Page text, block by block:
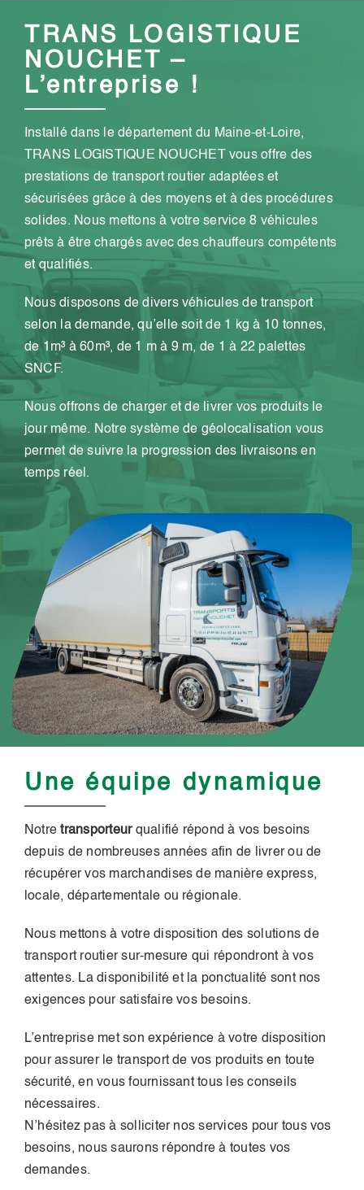
TRANS LOGISTIQUE
NOUCHET –
L’entreprise !
Installé dans le département du Maine-et-Loire,
TRANS LOGISTIQUE NOUCHET
vous offre des
prestations de transport routier adaptées et
sécurisées grâce à des moyens et à des procédures
solides. Nous mettons à votre service 8 véhicules
prêts à être chargés avec des chauffeurs compétents
et qualifiés.
Nous disposons de divers véhicules de transport
selon la demande, qu’elle soit de 1 kg à 10 tonnes,
de 1m³ à 60m³, de 1 m à 9 m, de 1 à 22 palettes
SNCF.
Nous offrons de charger et de livrer vos produits le
jour même. Notre système de géolocalisation vous
permet de suivre la progression des livraisons en
temps réel.
Une équipe dynamique
Notretransporteur qualifié répond à vos besoins
depuis de nombreuses années afin de livrer ou de
récupérer vos marchandises de manière express,
locale, départementale ou régionale.
Nous mettons à votre disposition des solutions de
transport routier sur-mesure qui répondront à vos
attentes. La disponibilité et la ponctualité sont nos
exigences pour satisfaire vos besoins.
L’entreprise met son expérience à votre disposition
pour assurer le transport de vos produits en toute
sécurité, en vous fournissant tous les conseils
nécessaires.
N’hésitez pas à solliciter nos services pour tous vos
besoins, nous saurons répondre à toutes vos
demandes.